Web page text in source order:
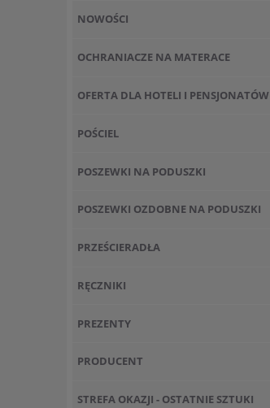
NOWOŚCI
OCHRANIACZE NA MATERACE
OFERTA DLA HOTELI I PENSJONATÓW
POŚCIEL
POSZEWKI NA PODUSZKI
POSZEWKI OZDOBNE NA PODUSZKI
PRZEŚCIERADŁA
RĘCZNIKI
PREZENTY
PRODUCENT
STREFA OKAZJI - OSTATNIE SZTUKI